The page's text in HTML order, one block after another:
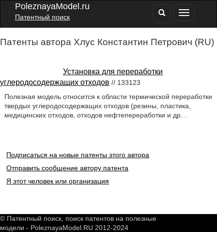
PoleznayaModel.ru
Патентный поиск
Патенты автора Хлус Константин Петрович (RU)
Установка для переработки
углеродосодержащих отходов // 133123
Полезная модель относится к области термической переработки
твердых углеродосодержащих отходов (резины, пластика,
медицинских отходов, отходов нефтепереработки и др. .
Подписаться на новые патенты этого автора
Отправить сообщение автору патента
Я этот человек или организация
© Патентный поиск, поиск патентов на полезные
модели - PoleznayaModel.RU 2012-2024